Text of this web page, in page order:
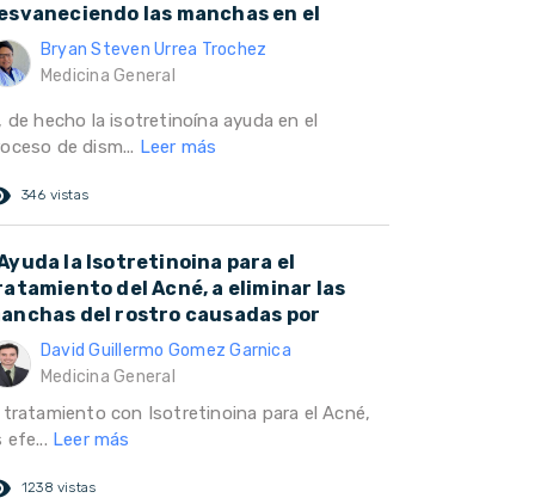
las manchas en el
Bryan Steven Urrea Trochez
Medicina General
de hecho la isotretinoína ayuda en el
de dism... Leer más
346 vistas
la Isotretinoina para el
del Acné, a eliminar las
del rostro causadas por
David Guillermo Gomez Garnica
Medicina General
tratamiento con Isotretinoina para el Acné,
efe... Leer más
1238 vistas